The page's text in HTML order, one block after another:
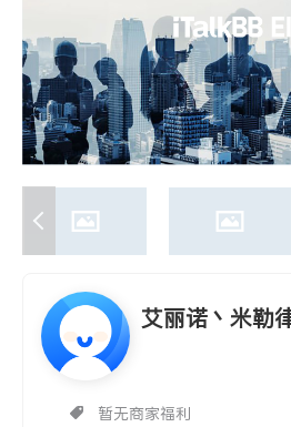
养老 非盈
艾丽诺丶米勒
暂无商家福利